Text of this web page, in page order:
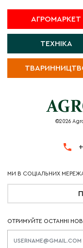
АГРОМАРКЕТ
ТЕХНІКА
©2026
ОТРИМУЙТЕ ОСТАННІ